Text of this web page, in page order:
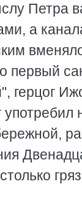
Петра
а
первый
герцог